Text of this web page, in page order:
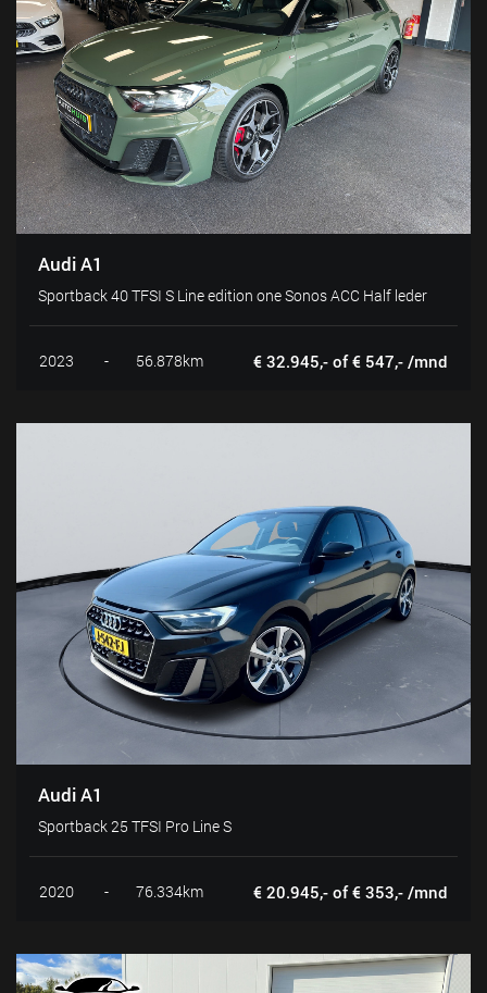
Audi A1
Sportback 40 TFSI S Line edition one Sonos ACC Half leder
2023 - 56.878km € 32.945,- of € 547,- /mnd
Audi A1
Sportback 25 TFSI Pro Line S
2020 - 76.334km € 20.945,- of € 353,- /mnd